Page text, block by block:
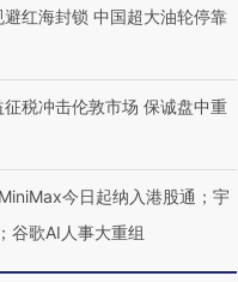
避红海封锁 中国超大油轮停靠
征税冲击伦敦市场 保诚盘中重
今日起纳入港股通；宇
谷歌AI人事大重组